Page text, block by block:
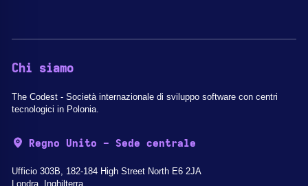
Chi siamo
The Codest - Società internazionale di sviluppo software con centri
tecnologici in Polonia.
Regno Unito - Sede centrale
Ufficio 303B, 182-184 High Street North E6 2JA
Londra, Inghilterra